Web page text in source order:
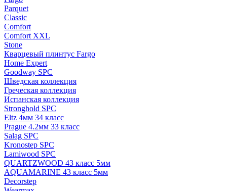
Parquet
Classic
Comfort
Comfort XXL
Stone
Кварцевый плинтус Fargo
Home Expert
Goodway SPC
Шведская коллекция
Греческая коллекция
Испанская коллекция
Stronghold SPC
Eltz 4мм 34 класс
Prague 4.2мм 33 класс
Salag SPC
Kronostep SPC
Lamiwood SPC
QUARTZWOOD 43 класс 5мм
AQUAMARINE 43 класс 5мм
Decorstep